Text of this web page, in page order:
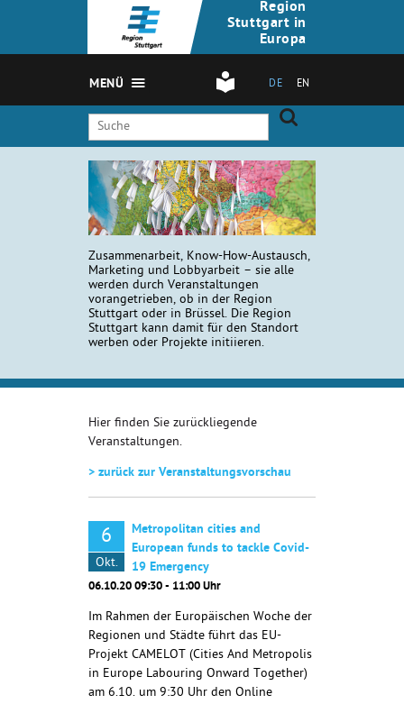
Region
Stuttgart in
Europa
DE EN
MENÜ
Zusammenarbeit, Know-How-Austausch,
Marketing und Lobbyarbeit – sie alle
werden durch Veranstaltungen
vorangetrieben, ob in der Region
Stuttgart oder in Brüssel. Die Region
Stuttgart kann damit für den Standort
werben oder Projekte initiieren.
Hier finden Sie zurückliegende
Veranstaltungen.
> zurück zur Veranstaltungsvorschau
6
Okt.
Metropolitan cities and
European funds to tackle Covid-
19 Emergency
06.10.20 09:30 - 11:00 Uhr
Im Rahmen der Europäischen Woche der
Regionen und Städte führt das EU-
Projekt CAMELOT (Cities And Metropolis
in Europe Labouring Onward Together)
am 6.10. um 9:30 Uhr den Online